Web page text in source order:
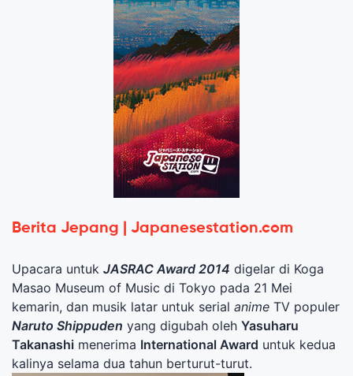
Berita Jepang | Japanesestation.com
Upacara untuk JASRAC Award 2014 digelar di Koga
Masao Museum of Music di Tokyo pada 21 Mei
kemarin, dan musik latar untuk serial anime TV populer
Naruto Shippuden yang digubah oleh Yasuharu
Takanashi menerima International Award untuk kedua
kalinya selama dua tahun berturut-turut.